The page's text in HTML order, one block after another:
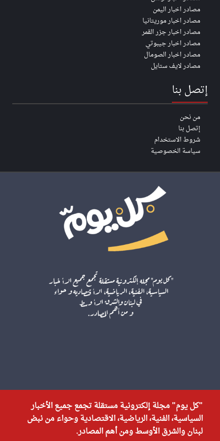
مصادر اخبار اليمن
مصادر اخبار موريتانيا
مصادر اخبار جزر القمر
مصادر اخبار جيبوتي
مصادر اخبار الصومال
مصادر لايف ستايل
إتصل بنا
من نحن
إتصل بنا
شروط الاستخدام
سياسة الخصوصية
"كل يوم" مجلة إلكترونية مستقلة تجمع جميع الأخبار
السياسية، الفنية، الرياضية، الاقتصادية وحواء من نبض
لبنان والشرق الأوسط ومن أهم المصادر.